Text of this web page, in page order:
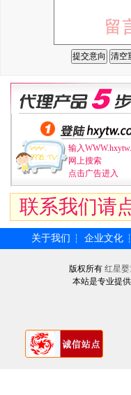
输入
网上搜索
点击广告进入
联系我们请
关于我们 ┆ 企业文化 ┆
版权所有 红星婴
本站是专业提供